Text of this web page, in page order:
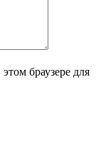
браузере для